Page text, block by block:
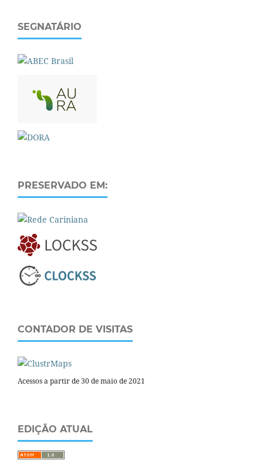
SEGNATÁRIO
PRESERVADO EM:
CONTADOR DE VISITAS
Acessos a partir de 30 de maio de 2021
EDIÇÃO ATUAL